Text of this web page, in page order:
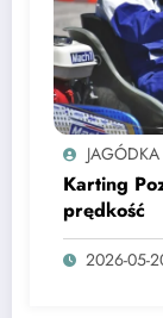
Karting
prędkość
2026-05-